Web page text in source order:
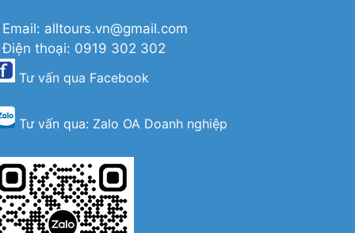
Email: alltours.vn@gmail.com
Điện thoại: 0919 302 302
Tư vấn qua Facebook
Tư vấn qua: Zalo OA Doanh nghiệp